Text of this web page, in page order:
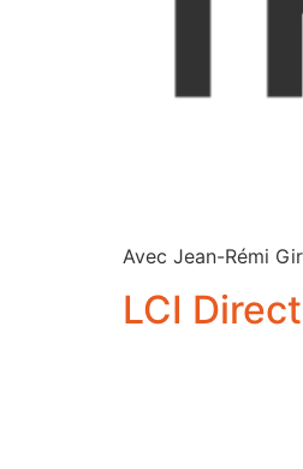
Avec Jean-Rémi
LCI